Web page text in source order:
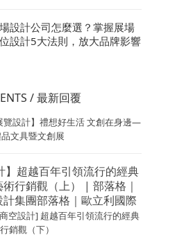
設計公司怎麼選？掌握展場
設計5大法則，放大品牌影響
/ 最新回覆
覽設計】禮想好生活 文創在身邊—
文具暨文創展
】超越百年引領流行的經典
行銷觀（上） | 部落格｜
集團部落格｜歐立利國際
空設計] 超越百年引領流行的經典
銷觀（下）